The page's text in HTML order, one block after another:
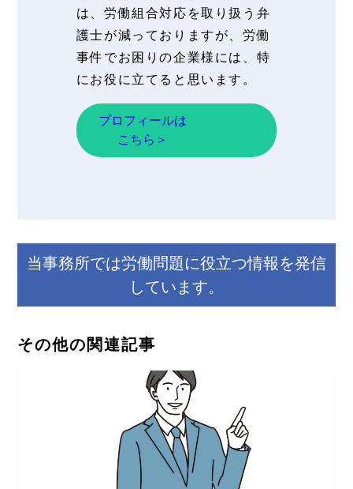
は、労働組合対応を取り扱う弁
護士が減っておりますが、労働
事件でお困りの企業様には、特
にお役に立てると思います。
プロフィールは
こちら＞
当事務所では労働問題に役立つ情報を発信
しています。
その他の関連記事